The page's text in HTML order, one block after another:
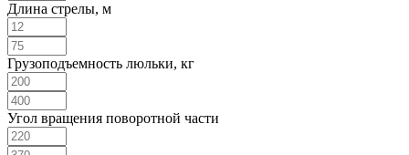
Длина стрелы, м
Грузоподъемность люльки, кг
Угол вращения поворотной части